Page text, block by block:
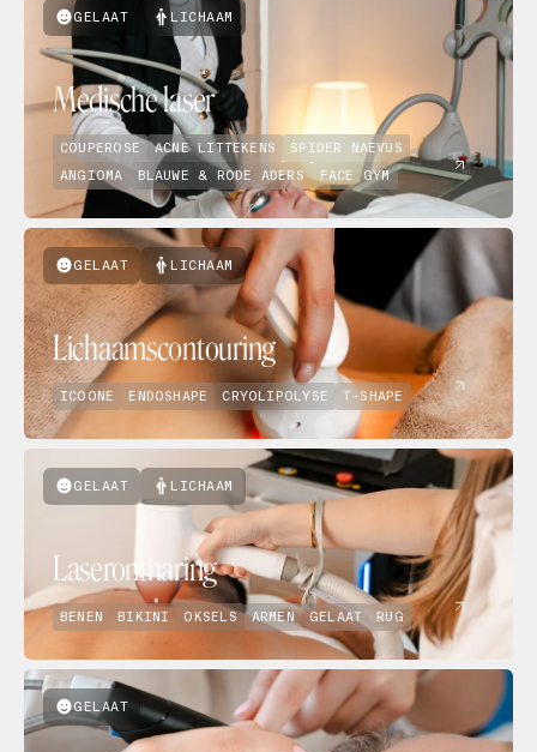
GELAAT LICHAAM
Medische laser
COUPEROSE ACNE LITTEKENS
SPIDER NAEVUS
ANGIOMA
BLAUWE & RODE ADERS FACE GYM
GELAAT LICHAAM
Lichaamscontouring
ICOONE ENDOSHAPE CRYOLIPOLYSE T-SHAPE
GELAAT LICHAAM
Laserontharing
BENEN BIKINI OKSELS ARMEN GELAAT RUG
GELAAT